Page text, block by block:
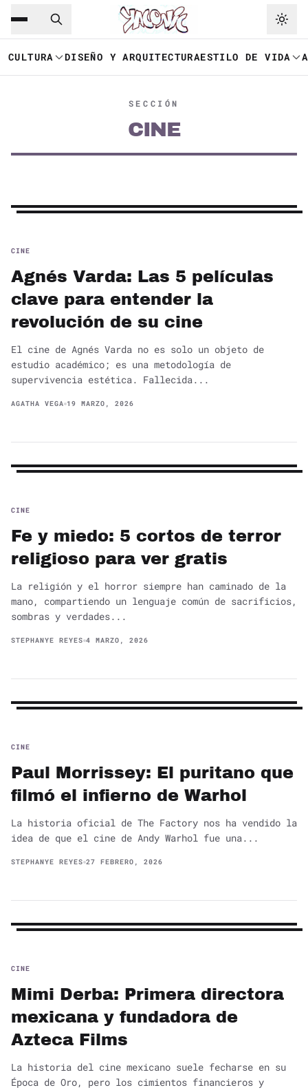
Saltar al contenido principal
CULTURA DISEÑO Y ARQUITECTURAESTILO DE VIDA
SECCIÓN
CINE
CINE
Agnés Varda: Las 5 películas
clave para entender la
revolución de su cine
El cine de Agnés Varda no es solo un objeto de
estudio académico; es una metodología de
supervivencia estética. Fallecida...
AGATHA VEGA 19 MARZO, 2026
CINE
Fe y miedo: 5 cortos de terror
religioso para ver gratis
La religión y el horror siempre han caminado de la
mano, compartiendo un lenguaje común de sacrificios,
sombras y verdades...
STEPHANYE REYES 4 MARZO, 2026
CINE
Paul Morrissey: El puritano que
filmó el infierno de Warhol
La historia oficial de The Factory nos ha vendido la
idea de que el cine de Andy Warhol fue una...
STEPHANYE REYES 27 FEBRERO, 2026
CINE
Mimi Derba: Primera directora
mexicana y fundadora de
Azteca Films
La historia del cine mexicano suele fecharse en su
Época de Oro, pero los cimientos financieros y